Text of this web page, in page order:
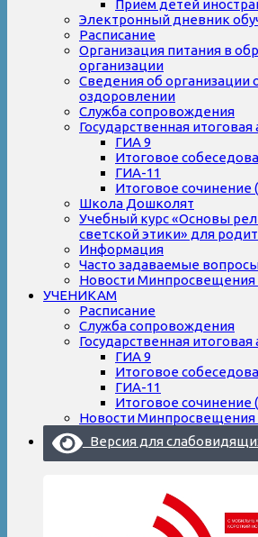
Приём детей
Электронный дневник
Расписание
Организация питания в
организации
Сведения об организации
оздоровлении
Служба сопровождения
Государственная итоговая
ГИА 9
Итоговое
ГИА-11
Итоговое сочинение
Школа Дошколят
Учебный курс «Основы
светской этики» для
Информация
Часто задаваемые
Новости Минпросвещения
УЧЕНИКАМ
Расписание
Служба сопровождения
Государственная итоговая
ГИА 9
Итоговое
ГИА-11
Итоговое сочинение
Новости Минпросвещения
Версия для